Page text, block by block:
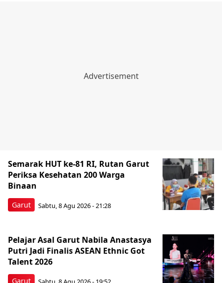
Garut
Semarak HUT ke-81 RI, Rutan Garut
Periksa Kesehatan 200 Warga
Binaan
Sabtu, 8 Agu 2026 - 21:28
Garut
Pelajar Asal Garut Nabila Anastasya
Putri Jadi Finalis ASEAN Ethnic Got
Talent 2026